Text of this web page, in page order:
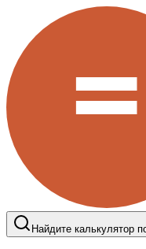
Найдите калькулятор